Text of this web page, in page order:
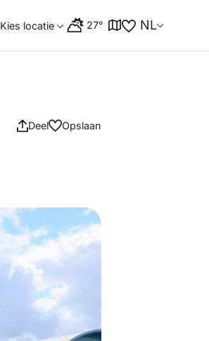
Kies locatie 27° NL
Deel Opslaan